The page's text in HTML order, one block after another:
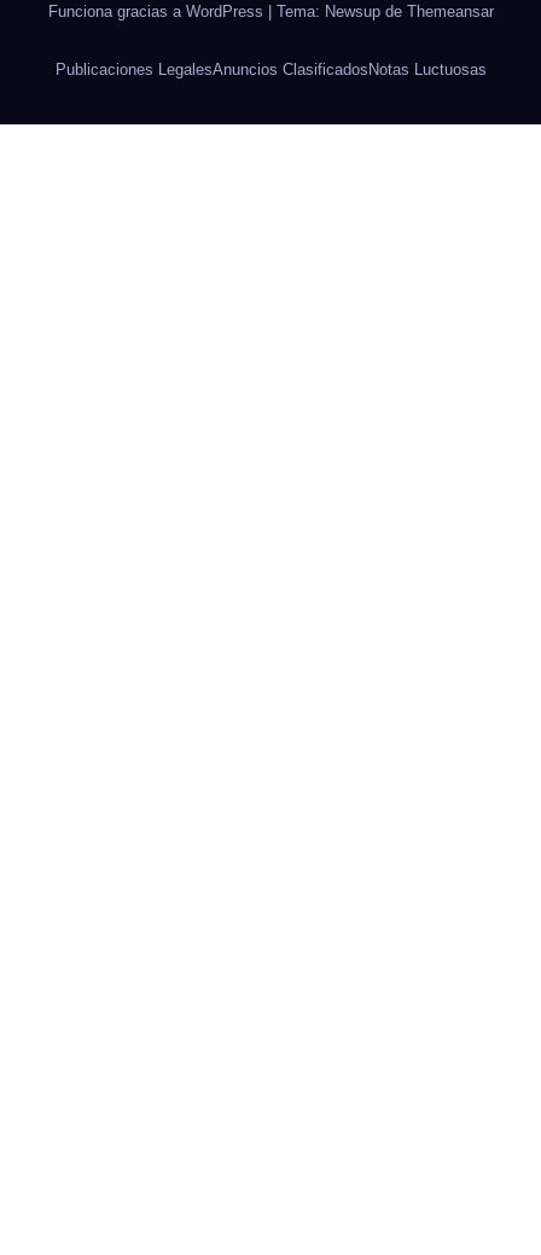
Funciona gracias a WordPress Tema: Newsup de Themeansar
Publicaciones LegalesAnuncios Clasificados Notas Luctuosas